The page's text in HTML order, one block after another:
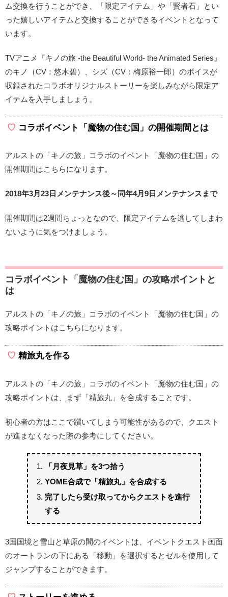
ム交換を行うことができ、「限定アイテム」や「賢者石」とい
った嬉しいアイテムと交換することができるイベントとなって
います。
TVアニメ『キノの旅 -the Beautiful World- the Animated Series』
のキノ（CV：悠木碧）、シズ（CV：梅原裕一郎）のボイスが
収録されたコラボオリジナルストーリーを楽しみながら限定ア
イテムを入手しましょう。
コラボイベント「魔物の住む国」の開催期間とは
アルストの「キノの旅」コラボのイベント「魔物の住む国」の
開催期間はこちらになります。
2018年3月23日メンテナンス後～同年4月9日メンテナンスまで
開催期間は2週間ちょっとなので、限定アイテムを逃してしまわ
ないように気をつけましょう。
コラボイベント「魔物の住む国」の攻略ポイントと
は
アルストの「キノの旅」コラボのイベント「魔物の住む国」の
攻略ポイントはこちらになります。
精旅丸を作る
アルストの「キノの旅」コラボのイベント「魔物の住む国」の
攻略ポイントは、まず「精旅丸」を合成することです。
初心者の方はここで躓いてしまう可能性があるので、クエスト
が進まなくなった際の参考にしてください。
「月夜見草」を3つ拾う
YOME合成で「精旅丸」を合成する
完了したら受け取ってからクエストを進行
する
3国国境と雪山と草原の間のイベントは、イベントクエスト画面
のオートランの下にある「移動」を選択するとゼルを使用して
ジャンプすることができます。